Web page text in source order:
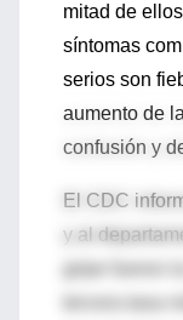
mitad de
síntomas
serios son
aumento de
confusión y
El CDC
y al